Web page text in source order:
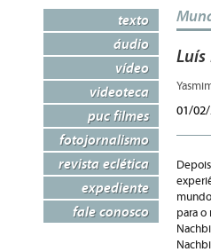
texto
áudio
vídeo
videoteca
puc filmes
fotojornalismo
revista eclética
expediente
fale conosco
Luís
01/
para o